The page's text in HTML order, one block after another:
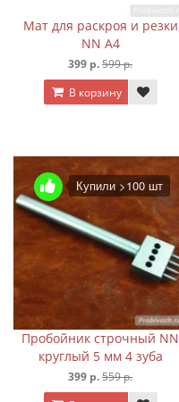
Мат для раскроя и резки
NN А4
399 р.599 р.
В корзину
Купили >100 шт
Пробойник строчный NN
круглый 5 мм 4 зуба
399 р.559 р.